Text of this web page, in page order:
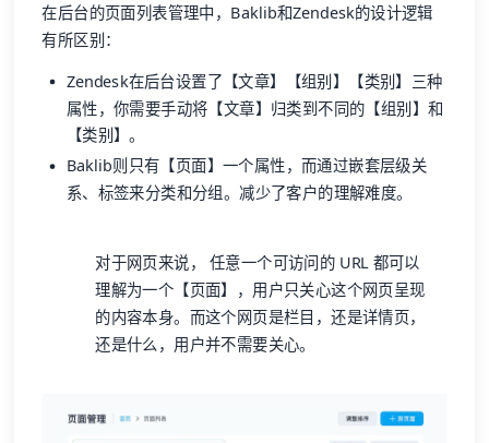
在后台的页面列表管理中，Baklib和Zendesk的设计逻辑
有所区别：
Zendesk在后台设置了【文章】【组别】【类别】三种
属性，你需要手动将【文章】归类到不同的【组别】和
【类别】。
Baklib则只有【页面】一个属性，而通过嵌套层级关
系、标签来分类和分组。减少了客户的理解难度。
对于网页来说， 任意一个可访问的 URL 都可以
理解为一个【页面】，用户只关心这个网页呈现
的内容本身。而这个网页是栏目，还是详情页，
还是什么，用户并不需要关心。